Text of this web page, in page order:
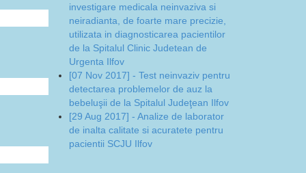
investigare medicala neinvaziva si
neiradianta, de foarte mare precizie,
utilizata in diagnosticarea pacientilor
de la Spitalul Clinic Judetean de
Urgenta Ilfov
[07 Nov 2017] - Test neinvaziv pentru
detectarea problemelor de auz la
bebeluşii de la Spitalul Judeţean Ilfov
[29 Aug 2017] - Analize de laborator
de inalta calitate si acuratete pentru
pacientii SCJU Ilfov